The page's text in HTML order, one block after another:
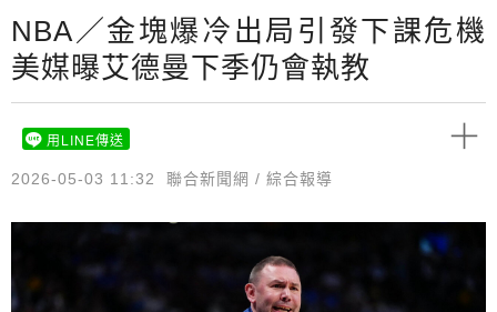
NBA／金塊爆冷出局引發下課危機
美媒曝艾德曼下季仍會執教
2026-05-03 11:32 聯合新聞網 / 綜合報導
用LINE傳送